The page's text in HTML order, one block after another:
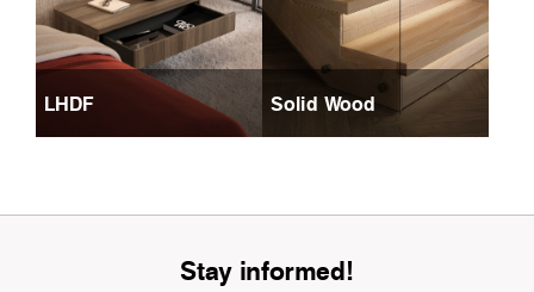
LHDF Solid Wood
Stay informed!